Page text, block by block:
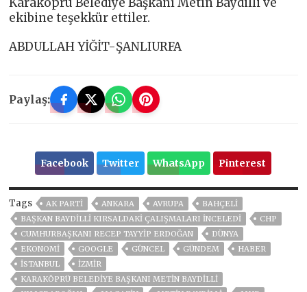
ekibine teşekkür ettiler.
ABDULLAH YİĞİT-ŞANLIURFA
Paylaş:
Facebook Twitter WhatsApp Pinterest
Tags AK PARTİ ANKARA AVRUPA
BAHÇELİ
BAŞKAN BAYDİLLİ KIRSALDAKİ ÇALIŞMALARI İNCELEDİ
CHP
CUMHURBAŞKANI RECEP TAYYIP ERDOĞAN
DÜNYA
EKONOMİ
GOOGLE GÜNCEL GÜNDEM
HABER
ISTANBUL
İZMIR
KARAKÖPRÜ BELEDIYE BAŞKANI METIN BAYDILLI